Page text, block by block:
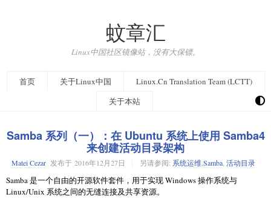
蚊章汇
Linux中国社区镜像站，没有大保镖。
首页 关于Linux中国
Linux.Cn Translation Team (LCTT)
关于本站
Samba 系列（一）：在 Ubuntu 系统上使用 Samba4
来创建活动目录架构
Matei Cezar 发布于 2016年12月27日 另请参阅: 系统运维,Samba, 活动目录
Samba 是一个自由的开源软件套件，用于实现 Windows 操作系统与
Linux/Unix 系统之间的无缝连接及共享资源。